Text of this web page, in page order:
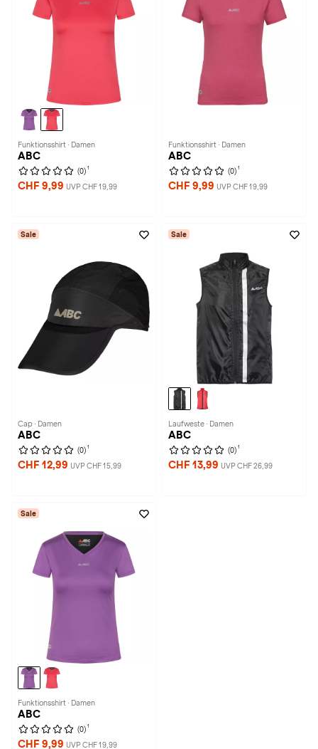
Funktionsshirt · Damen
ABC
(0) 1
CHF 9,99 UVP CHF 19,99
Funktionsshirt · Damen
ABC
(0) 1
CHF 9,99 UVP CHF 19,99
Sale
Cap · Damen
ABC
(0) 1
CHF 12,99 UVP CHF 15,99
Sale
Laufweste · Damen
ABC
(0) 1
CHF 13,99 UVP CHF 26,99
Sale
Funktionsshirt · Damen
ABC
(0) 1
CHF 9,99 UVP CHF 19,99